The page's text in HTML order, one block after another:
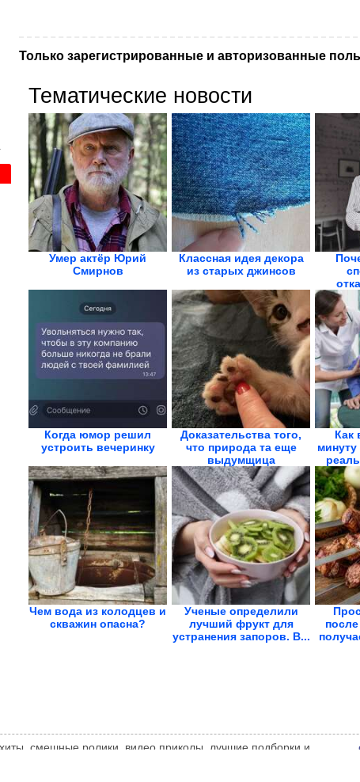
Только зарегистрированные и авторизованные
Тематические новости
Умер актёр Юрий
Смирнов
Классная идея декора
из старых джинсов
Когда юмор решил
устроить вечеринку
Доказательства того,
что природа та еще
выдумщица
Как
Чем вода из колодцев и
скважин опасна?
Ученые определили
лучший фрукт для
устранения запоров. В...
смешные ролики, видео приколы, лучшие подборки и